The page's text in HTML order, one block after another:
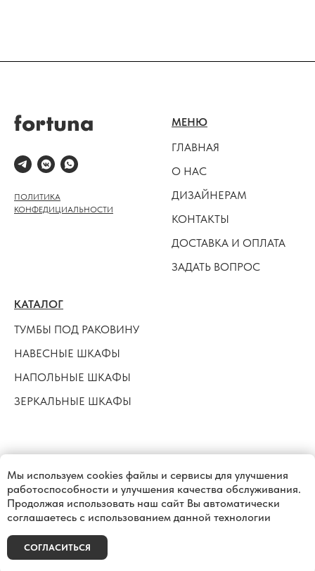
Мы используем cookies файлы и сервисы для улучшения
работоспособности и улучшения качества обслуживания.
Продолжая использовать наш сайт Вы автоматически
соглашаетесь с использованием данной технологии
СОГЛАСИТЬСЯ
ПОЛИТИКА
КОНФЕДИЦИАЛЬНОСТИ
МЕНЮ
ГЛАВНАЯ
О НАС
ДИЗАЙНЕРАМ
КОНТАКТЫ
ДОСТАВКА И ОПЛАТА
ЗАДАТЬ ВОПРОС
КАТАЛОГ
ТУМБЫ ПОД РАКОВИНУ
НАВЕСНЫЕ ШКАФЫ
НАПОЛЬНЫЕ ШКАФЫ
ЗЕРКАЛЬНЫЕ ШКАФЫ
Контент сайта носит исключительно информационный характер и не
может рассматриваться как публичная оферта
Tilda